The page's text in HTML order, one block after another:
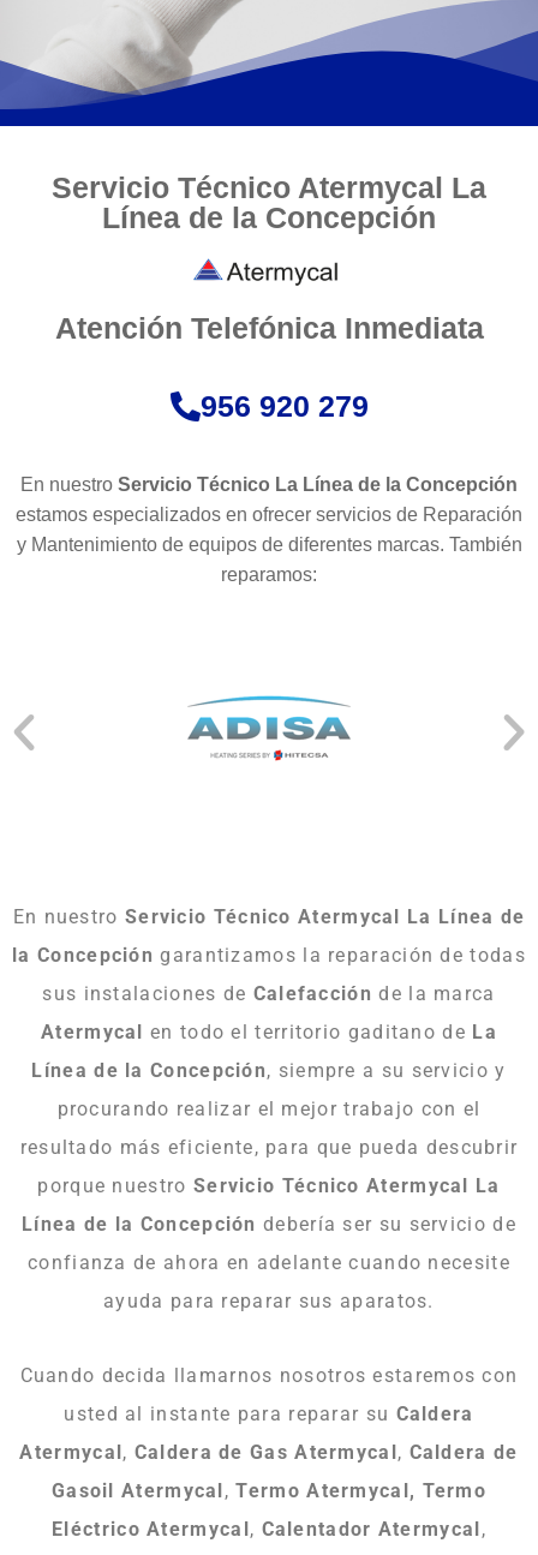
Servicio Técnico Atermycal La
Línea de la Concepción
Atención Telefónica Inmediata
956 920 279
En nuestro Servicio Técnico La Línea de la Concepción
estamos especializados en ofrecer servicios de Reparación
y Mantenimiento de equipos de diferentes marcas. También
reparamos:
En nuestro Servicio Técnico Atermycal La Línea de
la Concepción garantizamos la reparación de todas
sus instalaciones de Calefacción de la marca
Atermycal
en todo el territorio gaditano de La
Línea de la Concepción, siempre a su servicio y
procurando realizar el mejor trabajo con el
resultado más eficiente, para que pueda descubrir
porque nuestro Servicio Técnico Atermycal La
Línea de la Concepción debería ser su servicio de
confianza de ahora en adelante cuando necesite
ayuda para reparar sus aparatos.
Cuando decida llamarnos nosotros estaremos con
usted al instante para reparar su Caldera
Atermycal , Caldera de Gas Atermycal , Caldera de
Gasoil Atermycal ,Termo Atermycal, Termo
Eléctrico Atermycal , Calentador Atermycal ,